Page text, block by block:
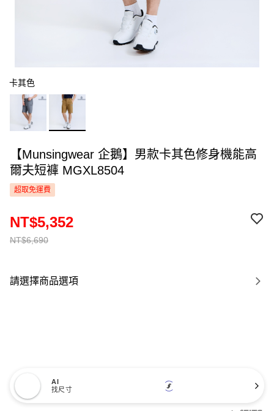
卡其色
【Munsingwear 企鵝】男款卡其色修身機能高
爾夫短褲 MGXL8504
超取免運費
NT$6,690
NT$5,352
請選擇商品選項
AI
找尺寸